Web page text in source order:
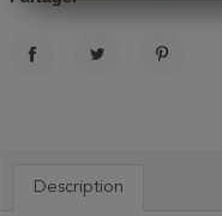
Description